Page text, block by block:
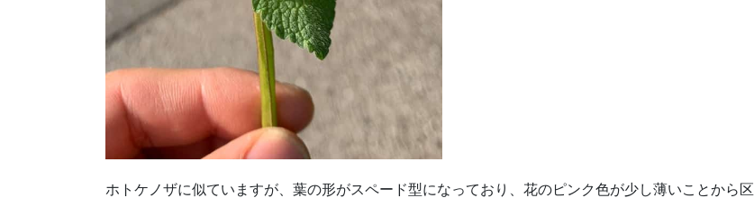
ホトケノザに似ていますが、葉の形がスペード型になっており、花のピンク色が少し薄いことから区